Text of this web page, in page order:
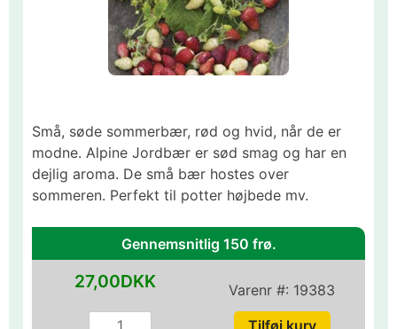
Små, søde sommerbær, rød og hvid, når de er
modne. Alpine Jordbær er sød smag og har en
dejlig aroma. De små bær hostes over
sommeren. Perfekt til potter højbede mv.
Gennemsnitlig 150 frø.
Varenr #: 19383
27,00DKK